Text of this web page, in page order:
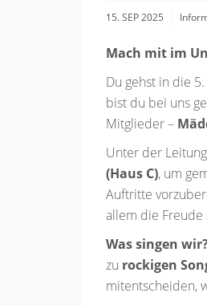
15. SEP 2025
Mach mit im
Du gehst in die
bist du bei uns
Mitglieder –
Unter der
(Haus C), um
Auftritte
allem die Freude
Was singen
zu rockigen
mitentscheiden,